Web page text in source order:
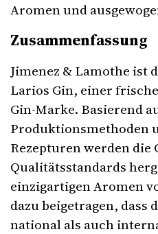
Aromen und
Zusammenfassung
Jimenez & Lamothe ist
Larios Gin, einer
Gin-Marke. Basierend
Produktionsmethoden
Rezepturen werden die
Qualitätsstandards
einzigartigen Aromen
dazu beigetragen, dass
national als auch